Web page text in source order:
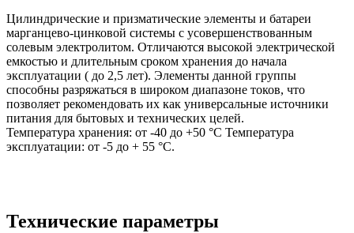
Цилиндрические и призматические элементы и батареи
марганцево-цинковой системы с усовершенствованным
солевым электролитом. Отличаются высокой электрической
емкостью и длительным сроком хранения до начала
эксплуатации ( до 2,5 лет). Элементы данной группы
способны разряжаться в широком диапазоне токов, что
позволяет рекомендовать их как универсальные источники
питания для бытовых и технических целей.
Температура хранения: от -40 до +50 °C Температура
эксплуатации: от -5 до + 55 °С.
Технические параметры